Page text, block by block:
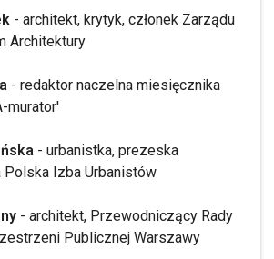
- architekt, krytyk, członek Zarządu
Architektury
- redaktor naczelna miesięcznika
murator'
- urbanistka, prezeska
Izba Urbanistów
- architekt, Przewodniczący Rady
Publicznej Warszawy